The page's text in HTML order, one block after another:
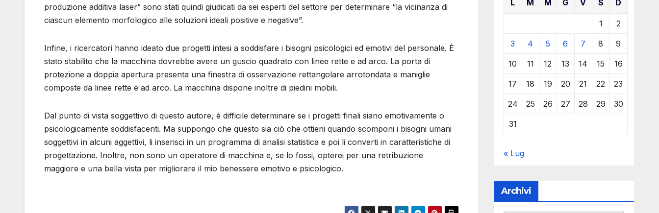
produzione additiva laser” sono stati quindi giudicati da sei esperti del settore per determinare “la vicinanza di
ciascun elemento morfologico alle soluzioni ideali positive e negative”.
Infine, i ricercatori hanno ideato due progetti intesi a soddisfare i bisogni psicologici ed emotivi del personale. È
stato stabilito che la macchina dovrebbe avere un guscio quadrato con linee rette e ad arco. La porta di
protezione a doppia apertura presenta una finestra di osservazione rettangolare arrotondata e maniglie
composte da linee rette e ad arco. La macchina dispone inoltre di piedini mobili.
Dal punto di vista soggettivo di questo autore, è difficile determinare se i progetti finali siano emotivamente o
psicologicamente soddisfacenti. Ma suppongo che questo sia ciò che ottieni quando scomponi i bisogni umani
soggettivi in ​​alcuni aggettivi, li inserisci in un programma di analisi statistica e poi li converti in caratteristiche di
progettazione. Inoltre, non sono un operatore di macchina e, se lo fossi, opterei per una retribuzione
maggiore e una bella vista per migliorare il mio benessere emotivo e psicologico.
L M M G V S D
1 2
3 4 5 6 7 8 9
10 11 12 13 14 15 16
17 18 19 20 21 22 23
24 25 26 27 28 29 30
31
« Lug
Archivi